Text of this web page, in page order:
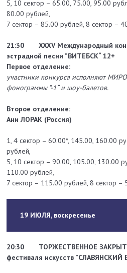
5, 10 сектор – 65.00, 75.00, 95.00
80.00 рублей,
7 сектор – 85.00 рублей, 8 сектор –
21:30
XXXV Международный
эстрадной песни ”ВИТЕБСК“ 12+
Первое отделение:
участники конкурса исполняют
фонограммы ”-1“ и шоу-балетов.
Второе отделение:
Ани ЛОРАК (Россия)
1, 4 сектор – 60.00*, 145.00, 160.00
рублей,
5, 10 сектор – 90.00, 105.00, 130.00
110.00 рублей,
7 сектор – 115.00 рублей, 8 сектор –
19 ИЮЛЯ, воскресенье
20:30 ТОРЖЕСТВЕННОЕ
фестиваля искусств ”СЛАВЯНСКИЙ